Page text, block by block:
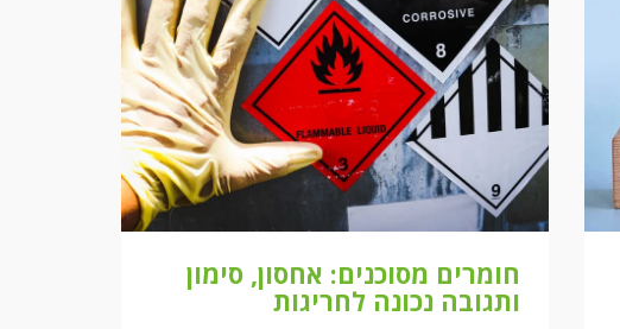
חומרים מסוכנים: אחסון, סימון
ותגובה נכונה לחריגות